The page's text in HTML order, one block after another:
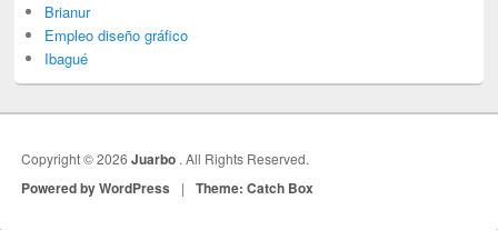
Brianur
Empleo diseño gráfico
Ibagué
Copyright © 2026Juarbo . All Rights Reserved.
Powered by WordPress | Theme: Catch Box